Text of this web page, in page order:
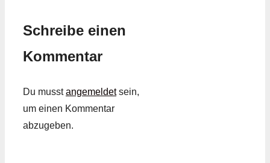
Schreibe einen
Kommentar
Du musstangemeldetsein,
um einen Kommentar
abzugeben.